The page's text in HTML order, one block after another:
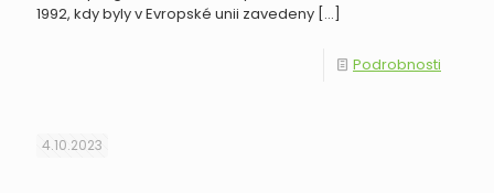
1992, kdy byly v Evropské unii zavedeny […]
Podrobnosti
4.10.2023